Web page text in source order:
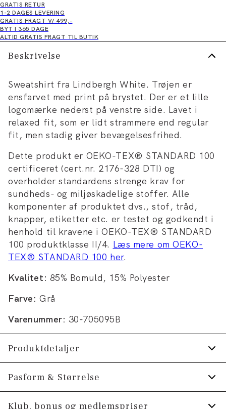
GRATIS RETUR
1-2 DAGES LEVERING
GRATIS FRAGT V/ 499,-
BYT I 365 DAGE
ALTID GRATIS FRAGT TIL BUTIK
Beskrivelse
Sweatshirt fra Lindbergh White. Trøjen er
ensfarvet med print på brystet. Der er et lille
logomærke nederst på venstre side. Lavet i
relaxed fit, som er lidt strammere end regular
fit, men stadig giver bevægelsesfrihed.
Dette produkt er OEKO-TEX® STANDARD 100
certificeret (cert.nr. 2176-328 DTI) og
overholder standardens strenge krav for
sundheds- og miljøskadelige stoffer. Alle
komponenter af produktet dvs., stof, tråd,
knapper, etiketter etc. er testet og godkendt i
henhold til kravene i OEKO-TEX® STANDARD
100 produktklasse II/4. Læs mere om OEKO-
TEX® STANDARD 100 her.
Kvalitet: 85% Bomuld, 15% Polyester
Farve: Grå
Varenummer: 30-705095B
Produktdetaljer
Trøjen har rund hals.
Logomærke nederst på venstre side.
Pasform & Størrelse
Fit:Relaxed fit
Klub, bonus og medlemspriser